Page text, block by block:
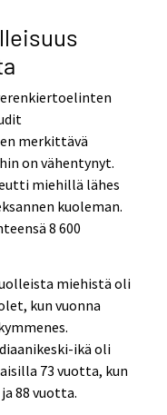
merkittävä
on vähentynyt.
miehillä lähes
kuoleman.
8 600
miehistä oli
kun vuonna
ikä oli
73 vuotta, kun
88 vuotta.